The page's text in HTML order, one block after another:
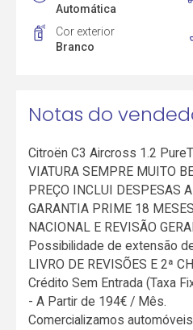
Automática
Cor exterior
Branco
Notas do
Citroën C3 Aircross 1.2
VIATURA SEMPRE MUITO
PREÇO INCLUI DESPESAS
GARANTIA PRIME 18
NACIONAL E REVISÃO
Possibilidade de extensão
LIVRO DE REVISÕES E 2ª
Crédito Sem Entrada (Taxa
- A Partir de 194€ / Mês.
Comercializamos